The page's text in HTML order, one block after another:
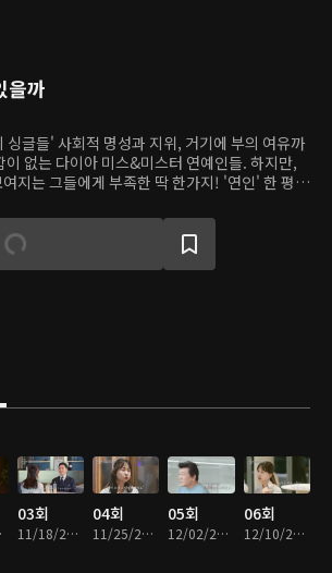
을까
싱글들' 사회적 명성과 지위, 거기에 부의 여유까
이 없는 다이아 미스&미스터 연예인들. 하지만,
지는 그들에게 부족한 딱 한가지! '연인' 한 평생
정에 빠진 다이아 출연자들의 리얼 연애 도전기
랑할 수 있을까>
분
03회
11/18/2024 • 1시간 19분
04회
11/25/2024 • 1시간 20분
05회
12/02/2024 • 1시간 22분
06회
12/10/2024 • 1시간 27분